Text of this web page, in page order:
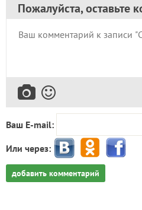
Пожалуйста, оставьте
Ваш E-mail:
Или через:
добавить комментарий